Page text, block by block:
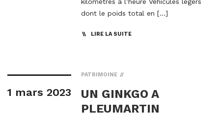
dont le poids total en […]
LIRE LA SUITE
1 mars 2023
PATRIMOINE
UN GINKGO A
PLEUMARTIN